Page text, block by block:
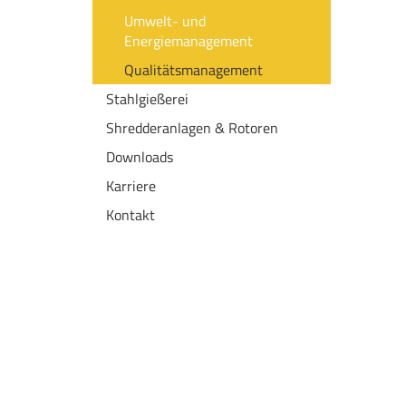
Umwelt- und
Energiemanagement
Qualitätsmanagement
Stahlgießerei
Shredderanlagen & Rotoren
Downloads
Karriere
Kontakt